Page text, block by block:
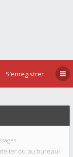
S’enregistrer
ou au bureau!